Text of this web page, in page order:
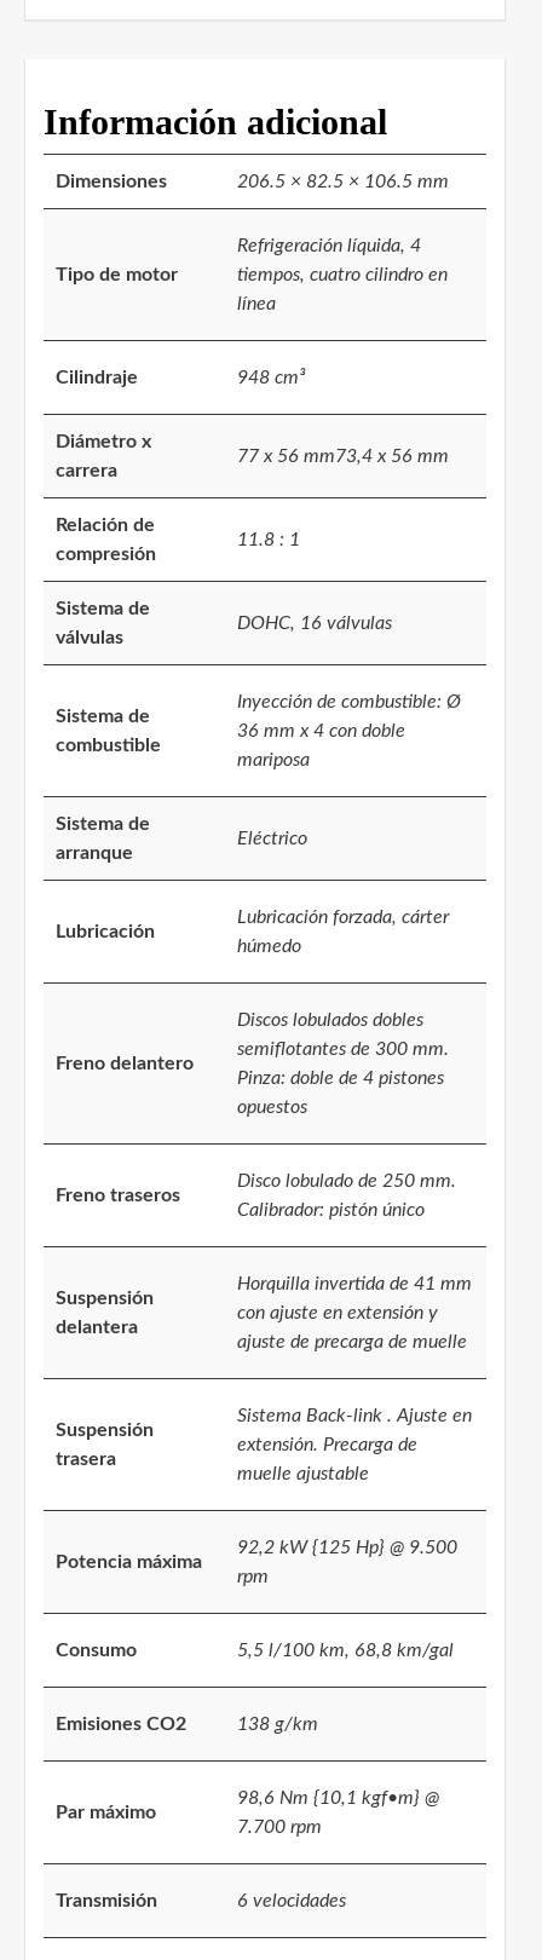
Información adicional
Dimensiones 206.5 × 82.5 × 106.5 mm
Tipo de motor
Refrigeración líquida, 4
tiempos, cuatro cilindro en
línea
Cilindraje 948 cm³
Diámetro x
carrera
77 x 56 mm73,4 x 56 mm
Relación de
compresión
11.8 : 1
Sistema de
válvulas
DOHC, 16 válvulas
Sistema de
combustible
Inyección de combustible: Ø
36 mm x 4 con doble
mariposa
Sistema de
arranque
Eléctrico
Lubricación
Lubricación forzada, cárter
húmedo
Freno delantero
Discos lobulados dobles
semiflotantes de 300 mm.
Pinza: doble de 4 pistones
opuestos
Freno traseros
Disco lobulado de 250 mm.
Calibrador: pistón único
Suspensión
delantera
Horquilla invertida de 41 mm
con ajuste en extensión y
ajuste de precarga de muelle
Suspensión
trasera
Sistema Back-link . Ajuste en
extensión. Precarga de
muelle ajustable
Potencia máxima
92,2 kW {125 Hp} @ 9.500
rpm
Consumo 5,5 l/100 km, 68,8 km/gal
Emisiones CO2 138 g/km
Par máximo
98,6 Nm {10,1 kgf•m} @
7.700 rpm
Transmisión 6 velocidades